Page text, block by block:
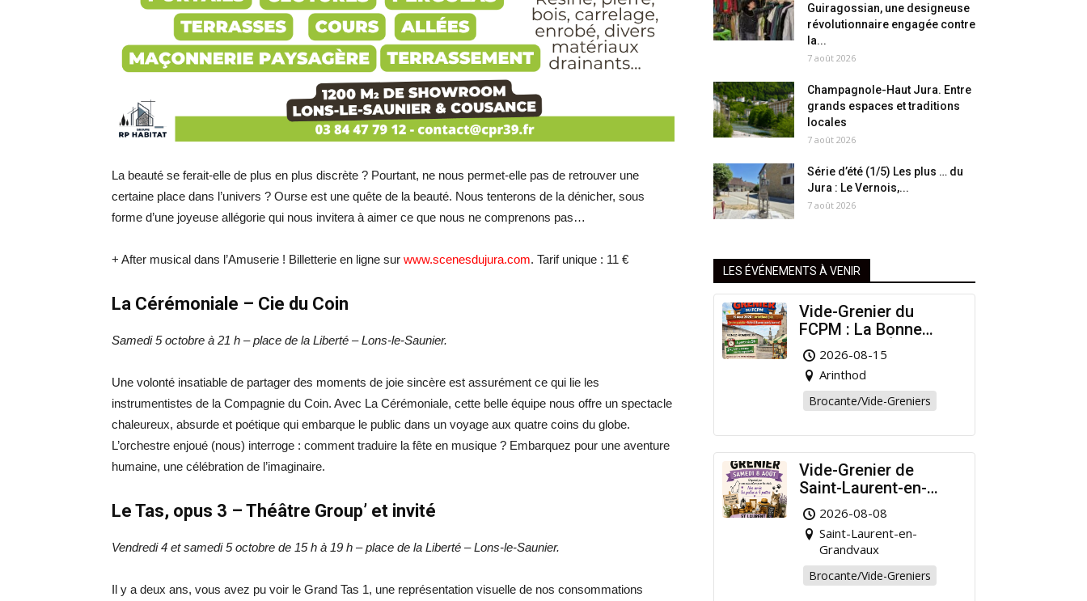
La beauté se ferait-elle de plus en plus discrète ? Pourtant, ne nous permet-elle pas de retrouver une
certaine place dans l’univers ? Ourse est une quête de la beauté. Nous tenterons de la dénicher, sous
forme d’une joyeuse allégorie qui nous invitera à aimer ce que nous ne comprenons pas…
+ After musical dans l’Amuserie ! Billetterie en ligne sur www.scenesdujura.com. Tarif unique : 11 €
La Cérémoniale – Cie du Coin
Samedi 5 octobre à 21 h – place de la Liberté – Lons-le-Saunier.
Une volonté insatiable de partager des moments de joie sincère est assurément ce qui lie les
instrumentistes de la Compagnie du Coin. Avec La Cérémoniale, cette belle équipe nous offre un spectacle
chaleureux, absurde et poétique qui embarque le public dans un voyage aux quatre coins du globe.
L’orchestre enjoué (nous) interroge : comment traduire la fête en musique ? Embarquez pour une aventure
humaine, une célébration de l’imaginaire.
Le Tas, opus 3 – Théâtre Group’ et invité
Vendredi 4 et samedi 5 octobre de 15 h à 19 h – place de la Liberté – Lons-le-Saunier.
Il y a deux ans, vous avez pu voir le Grand Tas 1, une représentation visuelle de nos consommations
Guiragossian, une designeuse
révolutionnaire engagée contre
la...
7 août 2026
Champagnole-Haut Jura. Entre
grands espaces et traditions
locales
7 août 2026
Série d’été (1/5) Les plus … du
Jura : Le Vernois,...
7 août 2026
LES ÉVÉNEMENTS À VENIR
Vide-Grenier du
FCPM : La Bonne
Affaire de l’Été à
Arinthod !
2026-08-15
Arinthod
Brocante/Vide-Greniers
Vide-Grenier de
Saint-Laurent-en-
Grandvaux : Venez
chiner pour la bonne
cause !
2026-08-08
Saint-Laurent-en-
Grandvaux
Brocante/Vide-Greniers